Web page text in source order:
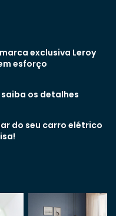
exclusiva Leroy
esforço
saiba os detalhes
do seu carro elétrico